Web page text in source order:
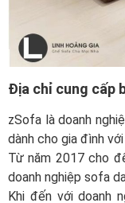
Địa chỉ cung cấp
zSofa là doanh
dành cho gia đình
Từ năm 2017 cho
doanh nghiệp sofa
Khi đến với doanh